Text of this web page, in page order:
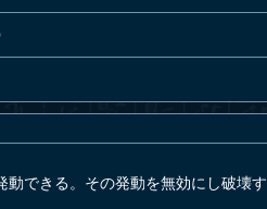
できる。その発動を無効にし破壊す